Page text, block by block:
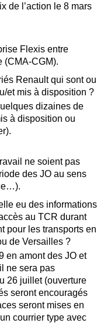
de l’action le 8 mars
Flexis entre
(CMA-CGM).
Renault qui sont ou
et mis à disposition ?
dizaines de
à disposition ou
ne soient pas
des JO au sens
eu des informations
au TCR durant
pour les transports en
de Versailles ?
en amont des JO et
ne sera pas
26 juillet (ouverture
seront encouragés
seront mises en
courrier type avec